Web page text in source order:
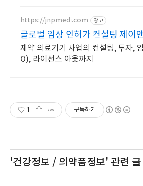
세요.
https://jnpmedi.com 광고
글로벌 임상 인허가 컨설팅 제이
제약 의료기기 사업의 컨설팅, 투자,
O), 라이선스 아웃까지
1 구독하기
'건강정보 / 의약품정보' 관련 글